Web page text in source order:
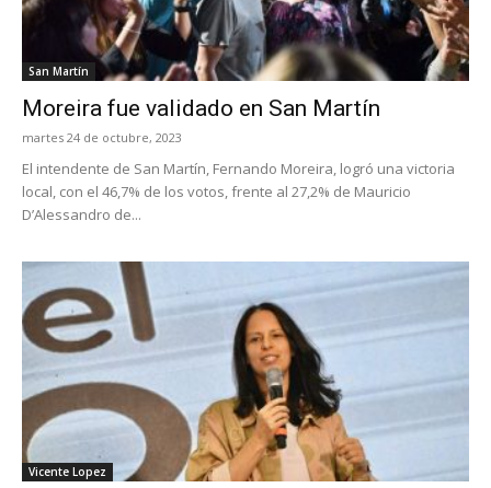
San Martín
Moreira fue validado en San Martín
martes 24 de octubre, 2023
El intendente de San Martín, Fernando Moreira, logró una victoria
local, con el 46,7% de los votos, frente al 27,2% de Mauricio
D’Alessandro de...
Vicente Lopez